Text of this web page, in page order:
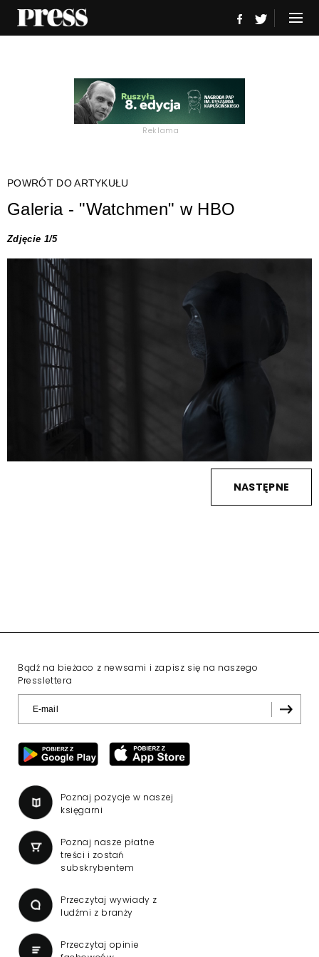
Reklama
POWRÓT DO ARTYKUŁU
Galeria - "Watchmen" w HBO
Zdjęcie 1/5
NASTĘPNE
Bądź na bieżaco z newsami i zapisz się na naszego
Presslettera
Poznaj pozycje w naszej
księgarni
Poznaj nasze płatne
treści i zostań
subskrybentem
Przeczytaj wywiady z
ludźmi z branży
Przeczytaj opinie